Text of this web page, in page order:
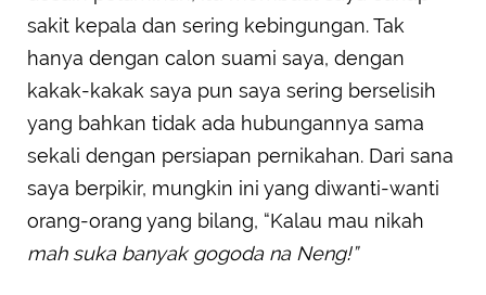
sakit kepala dan sering kebingungan. Tak
hanya dengan calon suami saya, dengan
kakak-kakak saya pun saya sering berselisih
yang bahkan tidak ada hubungannya sama
sekali dengan persiapan pernikahan. Dari sana
saya berpikir, mungkin ini yang diwanti-wanti
orang-orang yang bilang, “Kalau mau nikah
mah suka banyak gogoda na Neng!”